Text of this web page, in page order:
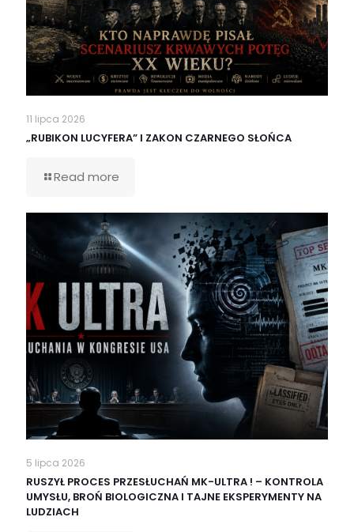
11 lipca 2026
„RUBIKON LUCYFERA” I ZAKON CZARNEGO SŁOŃCA
Read more
5 lipca 2026
RUSZYŁ PROCES PRZESŁUCHAŃ MK-ULTRA ! – KONTROLA
UMYSŁU, BROŃ BIOLOGICZNA I TAJNE EKSPERYMENTY NA
LUDZIACH